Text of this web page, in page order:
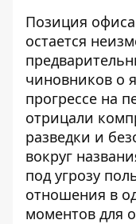
Позиция
остается
чиновников о
прогрессе на
отрицали
разведки и
вокруг
под угрозу
отношения в
моментов для